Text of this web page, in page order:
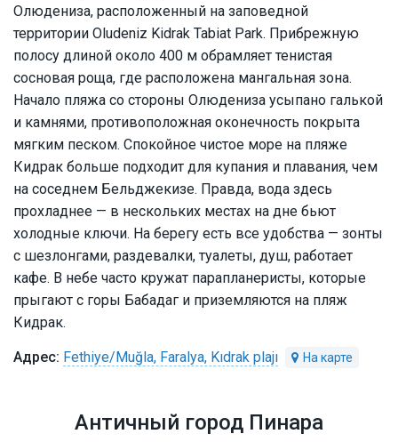
Олюдениза, расположенный на заповедной
территории Oludeniz Kidrak Tabiat Park. Прибрежную
полосу длиной около 400 м обрамляет тенистая
сосновая роща, где расположена мангальная зона.
Начало пляжа со стороны Олюдениза усыпано галькой
и камнями, противоположная оконечность покрыта
мягким песком. Спокойное чистое море на пляже
Кидрак больше подходит для купания и плавания, чем
на соседнем Бельджекизе. Правда, вода здесь
прохладнее — в нескольких местах на дне бьют
холодные ключи. На берегу есть все удобства — зонты
с шезлонгами, раздевалки, туалеты, душ, работает
кафе. В небе часто кружат парапланеристы, которые
прыгают с горы Бабадаг и приземляются на пляж
Кидрак.
Fethiye/Muğla, Faralya, Kıdrak plajı
Античный город Пинара